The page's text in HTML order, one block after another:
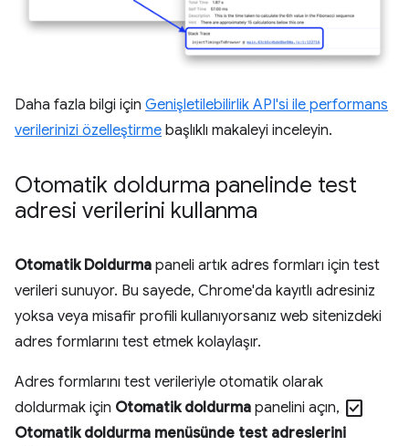
Daha fazla bilgi için Genişletilebilirlik API'si ile performans
verilerinizi özelleştirme başlıklı makaleyi inceleyin.
Otomatik doldurma panelinde test
adresi verilerini kullanma
Otomatik Doldurma paneli artık adres formları için test
verileri sunuyor. Bu sayede, Chrome'da kayıtlı adresiniz
yoksa veya misafir profili kullanıyorsanız web sitenizdeki
adres formlarını test etmek kolaylaşır.
Adres formlarını test verileriyle otomatik olarak
doldurmak için Otomatik doldurma panelini açın, check_box
Otomatik doldurma menüsünde test adreslerini